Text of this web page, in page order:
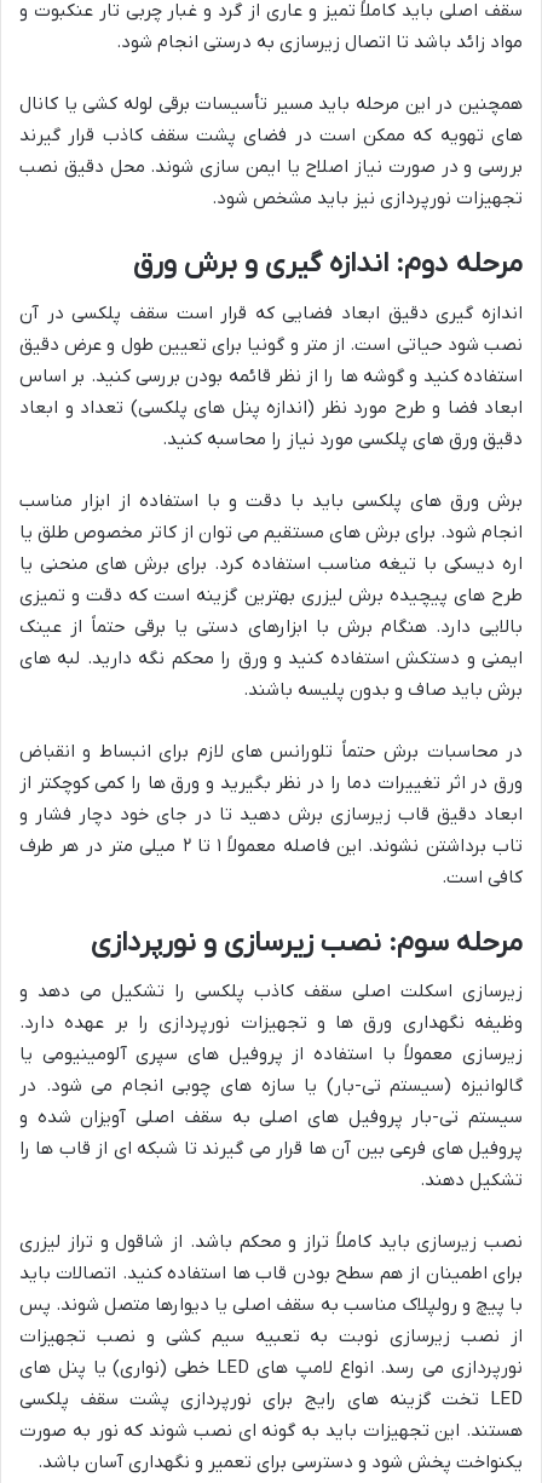
سقف اصلی باید کاملاً تمیز و عاری از گرد و غبار چربی تار عنکبوت و
مواد زائد باشد تا اتصال زیرسازی به درستی انجام شود.
همچنین در این مرحله باید مسیر تأسیسات برقی لوله کشی یا کانال
های تهویه که ممکن است در فضای پشت سقف کاذب قرار گیرند
بررسی و در صورت نیاز اصلاح یا ایمن سازی شوند. محل دقیق نصب
تجهیزات نورپردازی نیز باید مشخص شود.
مرحله دوم: اندازه گیری و برش ورق
اندازه گیری دقیق ابعاد فضایی که قرار است سقف پلکسی در آن
نصب شود حیاتی است. از متر و گونیا برای تعیین طول و عرض دقیق
استفاده کنید و گوشه ها را از نظر قائمه بودن بررسی کنید. بر اساس
ابعاد فضا و طرح مورد نظر (اندازه پنل های پلکسی) تعداد و ابعاد
دقیق ورق های پلکسی مورد نیاز را محاسبه کنید.
برش ورق های پلکسی باید با دقت و با استفاده از ابزار مناسب
انجام شود. برای برش های مستقیم می توان از کاتر مخصوص طلق یا
اره دیسکی با تیغه مناسب استفاده کرد. برای برش های منحنی یا
طرح های پیچیده برش لیزری بهترین گزینه است که دقت و تمیزی
بالایی دارد. هنگام برش با ابزارهای دستی یا برقی حتماً از عینک
ایمنی و دستکش استفاده کنید و ورق را محکم نگه دارید. لبه های
برش باید صاف و بدون پلیسه باشند.
در محاسبات برش حتماً تلورانس های لازم برای انبساط و انقباض
ورق در اثر تغییرات دما را در نظر بگیرید و ورق ها را کمی کوچکتر از
ابعاد دقیق قاب زیرسازی برش دهید تا در جای خود دچار فشار و
تاب برداشتن نشوند. این فاصله معمولاً ۱ تا ۲ میلی متر در هر طرف
کافی است.
مرحله سوم: نصب زیرسازی و نورپردازی
زیرسازی اسکلت اصلی سقف کاذب پلکسی را تشکیل می دهد و
وظیفه نگهداری ورق ها و تجهیزات نورپردازی را بر عهده دارد.
زیرسازی معمولاً با استفاده از پروفیل های سپری آلومینیومی یا
گالوانیزه (سیستم تی-بار) یا سازه های چوبی انجام می شود. در
سیستم تی-بار پروفیل های اصلی به سقف اصلی آویزان شده و
پروفیل های فرعی بین آن ها قرار می گیرند تا شبکه ای از قاب ها را
تشکیل دهند.
نصب زیرسازی باید کاملاً تراز و محکم باشد. از شاقول و تراز لیزری
برای اطمینان از هم سطح بودن قاب ها استفاده کنید. اتصالات باید
با پیچ و رولپلاک مناسب به سقف اصلی یا دیوارها متصل شوند. پس
از نصب زیرسازی نوبت به تعبیه سیم کشی و نصب تجهیزات
نورپردازی می رسد. انواع لامپ های LED خطی (نواری) یا پنل های
LED تخت گزینه های رایج برای نورپردازی پشت سقف پلکسی
هستند. این تجهیزات باید به گونه ای نصب شوند که نور به صورت
یکنواخت پخش شود و دسترسی برای تعمیر و نگهداری آسان باشد.